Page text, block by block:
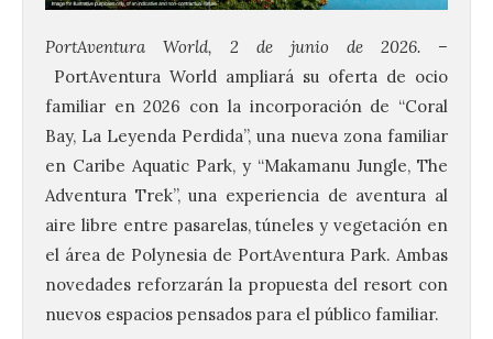
PortAventura World, 2 de junio de 2026. –
PortAventura World ampliará su oferta de ocio
familiar en 2026 con la incorporación de “Coral
Bay, La Leyenda Perdida”, una nueva zona familiar
en Caribe Aquatic Park, y “Makamanu Jungle, The
Adventura Trek”, una experiencia de aventura al
aire libre entre pasarelas, túneles y vegetación en
el área de Polynesia de PortAventura Park. Ambas
novedades reforzarán la propuesta del resort con
nuevos espacios pensados para el público familiar.